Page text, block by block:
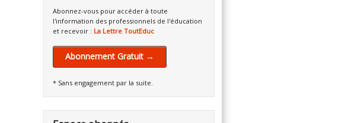
Abonnez-vous pour accéder à toute
l'information des professionnels de l'éducation
et recevoir : La Lettre ToutEduc
Abonnement Gratuit →
* Sans engagement par la suite.